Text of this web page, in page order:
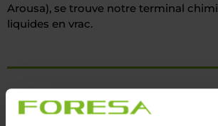
Arousa), se trouve notre terminal
liquides en vrac.
ORGANISATIONS
NOUS